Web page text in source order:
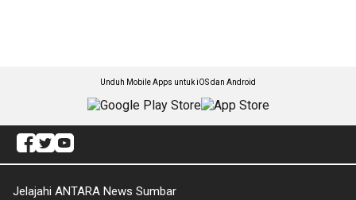
Unduh Mobile Apps untuk iOS dan Android
Jelajahi ANTARA News Sumbar